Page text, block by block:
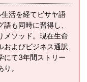
活を経てビサヤ語
も同時に習得し、
メソッド。現在生命
およびビジネス通訳
にて3年間ストリー
。